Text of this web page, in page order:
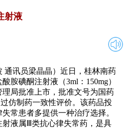
年05月15日
射液
讯员梁晶晶）近日，桂林南药
胺碘酮注射液（3ml：150mg）
局批准上市，批准文号为国药
仿制药一致性评价。该药品投
常患者多提供一种治疗选择。
液属Ⅲ类抗心律失常药，是具